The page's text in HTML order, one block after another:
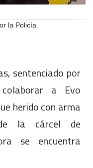
la Policía.
sentenciado por
a Evo
herido con arma
la cárcel de
se encuentra